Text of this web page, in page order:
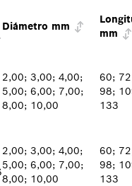
Diámetro mm
mm
2,00; 3,00; 4,00;
5,00; 6,00; 7,00;
8,00; 10,00
60;
98;
133
2,00; 3,00; 4,00;
5,00; 6,00; 7,00;
8,00; 10,00
60;
98;
133